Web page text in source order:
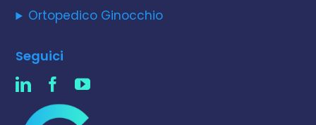
Ortopedico Ginocchio
Seguici